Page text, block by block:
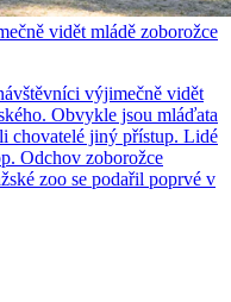
vidět mládě zoborožce
výjimečně vidět
Obvykle jsou mláďata
chovatelé jiný přístup. Lidé
Odchov zoborožce
zoo se podařil poprvé v